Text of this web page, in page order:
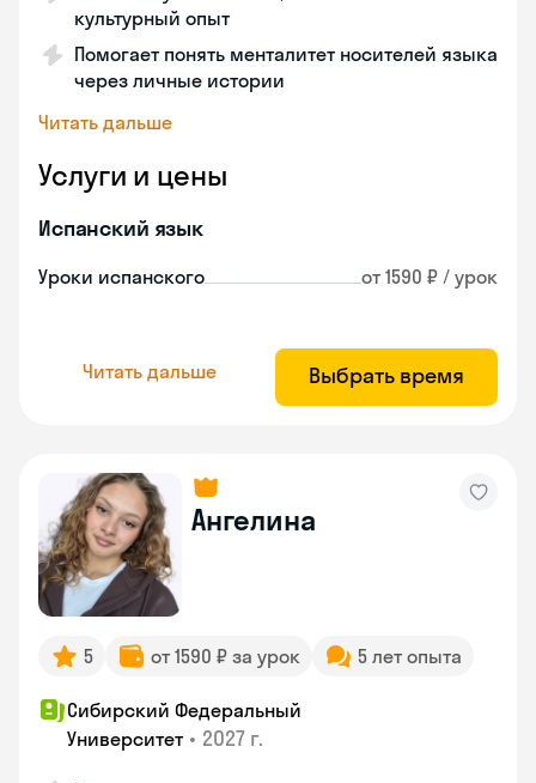
культурный опыт
Помогает понять менталитет носителей языка
через личные истории
Читать дальше
Услуги и цены
Испанский язык
Уроки испанского от 1590 ₽ / урок
Читать дальше Выбрать время
Ангелина
5 от 1590 ₽ за урок 5 лет опыта
Сибирский Федеральный
Университет • 2027 г.